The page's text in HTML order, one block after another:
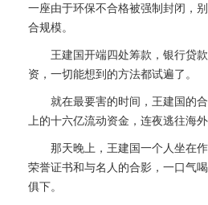
一座由于环保不合格被强制封闭，
合规模。
王建国开端四处筹款，银行贷款
资，一切能想到的方法都试遍了。
就在最要害的时间，王建国的合
上的十六亿流动资金，连夜逃往海外
那天晚上，王建国一个人坐在作
荣誉证书和与名人的合影，一口气
俱下。